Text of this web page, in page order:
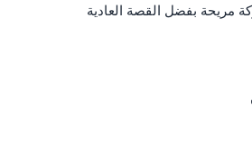
مريحة بفضل القصة العادية